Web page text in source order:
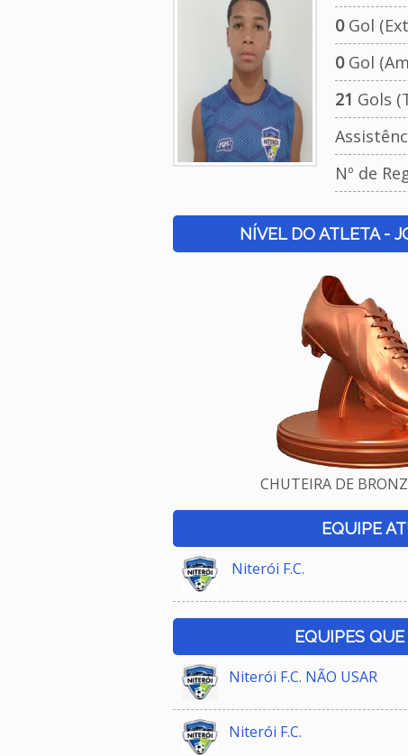
0Gol
0Gol
21 Gols
Nº de
NÍVEL DO ATLETA -
CHUTEIRA DE
EQUIPE
Niterói F.C.
EQUIPES
Niterói F.C. NÃO USAR
Niterói F.C.